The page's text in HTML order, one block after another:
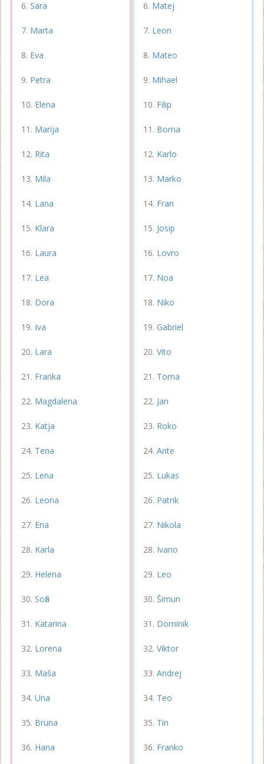
Sara
Marta
Eva
Petra
Elena
Marija
Rita
Mila
Lana
Klara
Laura
Lea
Dora
Iva
Lara
Franka
Magdalena
Katja
Tena
Lena
Leona
Ena
Karla
Helena
Sofia
Katarina
Lorena
Maša
Una
Bruna
Hana
Matej
Leon
Mateo
Mihael
Filip
Borna
Karlo
Marko
Fran
Josip
Lovro
Noa
Niko
Gabriel
Vito
Toma
Jan
Roko
Ante
Lukas
Patrik
Nikola
Ivano
Leo
Šimun
Dominik
Viktor
Andrej
Teo
Tin
Franko